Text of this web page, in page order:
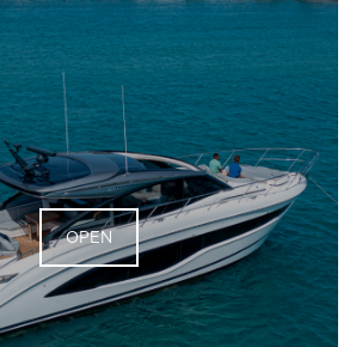
OPEN